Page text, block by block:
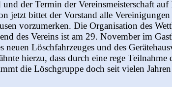
der Termin der Vereinsmeisterschaft
jetzt bittet der Vorstand alle
vorzumerken. Die Organisation des
des Vereins ist am 29. November im
neuen Löschfahrzeuges und des
hierzu, dass durch eine rege
die Löschgruppe doch seit vielen